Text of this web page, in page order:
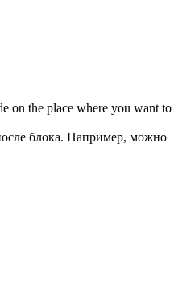
on the place where you want to
блока. Например, можно